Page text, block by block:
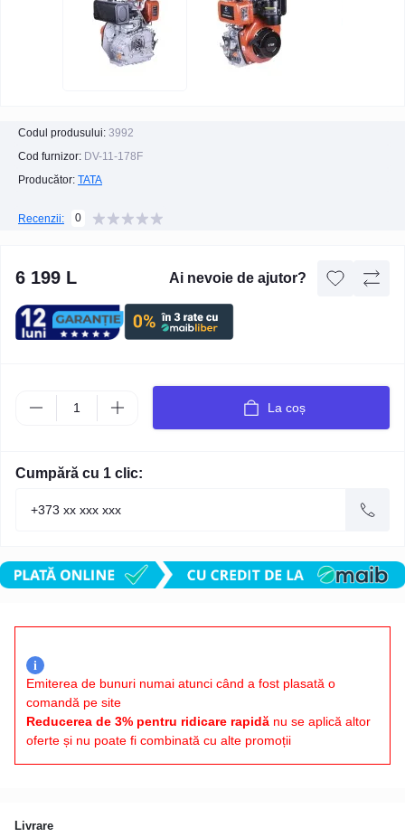
Codul produsului: 3992
Cod furnizor: DV-11-178F
Producător: TATA
Recenzii: 0
6 199 L Ai nevoie de ajutor?
La coș
Cumpără cu 1 clic:
i
Emiterea de bunuri numai atunci când a fost plasată o
comandă pe site
Reducerea de 3% pentru ridicare rapidă nu se aplică altor
oferte și nu poate fi combinată cu alte promoții
Livrare